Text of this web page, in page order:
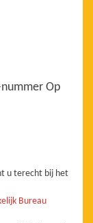
Op
u terecht bij het
Bureau